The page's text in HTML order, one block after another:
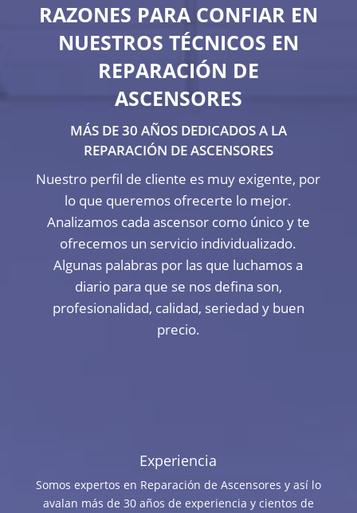
RAZONES PARA CONFIAR EN
NUESTROS TÉCNICOS EN
REPARACIÓN DE
ASCENSORES
MÁS DE 30 AÑOS DEDICADOS A LA
REPARACIÓN DE ASCENSORES
Nuestro perfil de cliente es muy exigente, por
lo que queremos ofrecerte lo mejor.
Analizamos cada ascensor como único y te
ofrecemos un servicio individualizado.
Algunas palabras por las que luchamos a
diario para que se nos defina son,
profesionalidad, calidad, seriedad y buen
precio.
Experiencia
Somos expertos en Reparación de Ascensores y así lo
avalan más de 30 años de experiencia y cientos de